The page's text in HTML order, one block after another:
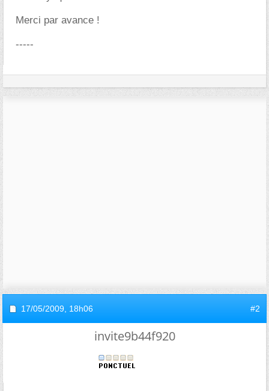
Merci par avance !
-----
17/05/2009, 18h06 #2
invite9b44f920